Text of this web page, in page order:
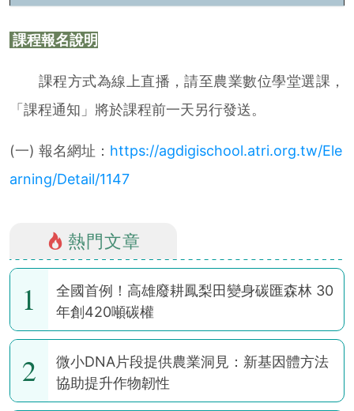
課程報名說明
課程方式為線上直播，請至農業數位學堂選課，
「課程通知」將於課程前一天另行發送。
(一) 報名網址： https://agdigischool.atri.org.tw/Ele
arning/Detail/1147
熱門文章
1
全國首例！高雄廢耕鳳梨田變身碳匯森林 30
年創420噸碳權
2
微小DNA片段提供農業洞見：新基因體方法
協助提升作物韌性